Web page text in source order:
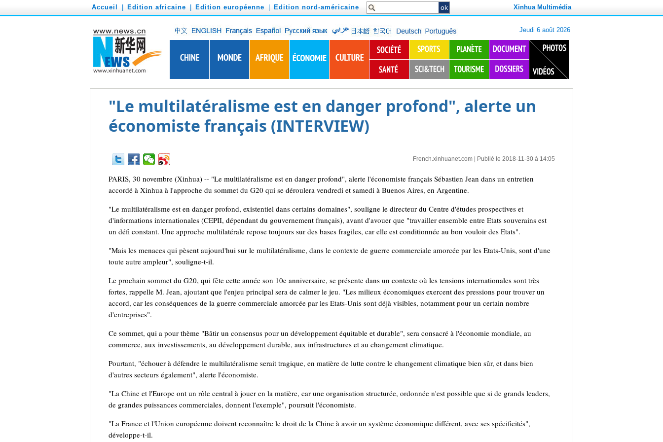
Accueil Edition africaine Edition européenne Edition nord-américaine Xinhua Multimédia
"Le multilatéralisme est en danger profond", alerte un
économiste français (INTERVIEW)
French.xinhuanet.com| Publié le 2018-11-30 à 14:05
PARIS, 30 novembre (Xinhua) -- "Le multilatéralisme est en danger profond", alerte l'économiste français Sébastien Jean dans un entretien
accordé à Xinhua à l'approche du sommet du G20 qui se déroulera vendredi et samedi à Buenos Aires, en Argentine.
"Le multilatéralisme est en danger profond, existentiel dans certains domaines", souligne le directeur du Centre d'études prospectives et
d'informations internationales (CEPII, dépendant du gouvernement français), avant d'avouer que "travailler ensemble entre Etats souverains est
un défi constant. Une approche multilatérale repose toujours sur des bases fragiles, car elle est conditionnée au bon vouloir des Etats".
"Mais les menaces qui pèsent aujourd'hui sur le multilatéralisme, dans le contexte de guerre commerciale amorcée par les Etats-Unis, sont d'une
toute autre ampleur", souligne-t-il.
Le prochain sommet du G20, qui fête cette année son 10e anniversaire, se présente dans un contexte où les tensions internationales sont très
fortes, rappelle M. Jean, ajoutant que l'enjeu principal sera de calmer le jeu. "Les milieux économiques exercent des pressions pour trouver un
accord, car les conséquences de la guerre commerciale amorcée par les Etats-Unis sont déjà visibles, notamment pour un certain nombre
d'entreprises".
Ce sommet, qui a pour thème "Bâtir un consensus pour un développement équitable et durable", sera consacré à l'économie mondiale, au
commerce, aux investissements, au développement durable, aux infrastructures et au changement climatique.
Pourtant, "échouer à défendre le multilatéralisme serait tragique, en matière de lutte contre le changement climatique bien sûr, et dans bien
d'autres secteurs également", alerte l'économiste.
"La Chine et l'Europe ont un rôle central à jouer en la matière, car une organisation structurée, ordonnée n'est possible que si de grands leaders,
de grandes puissances commerciales, donnent l'exemple", poursuit l'économiste.
"La France et l'Union européenne doivent reconnaître le droit de la Chine à avoir un système économique différent, avec ses spécificités",
développe-t-il.